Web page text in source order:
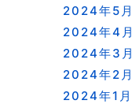
2024年5月
2024年4月
2024年3月
2024年2月
2024年1月